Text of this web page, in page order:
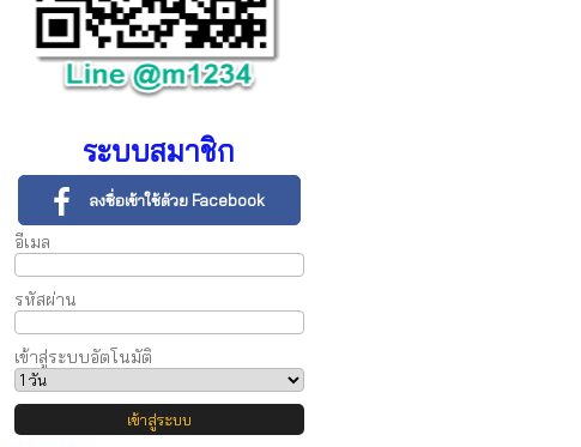
ระบบสมาชิก
ลงชื่อเข้าใช้ด้วย Facebook
อีเมล
รหัสผ่าน
เข้าสู่ระบบอัตโนมัติ